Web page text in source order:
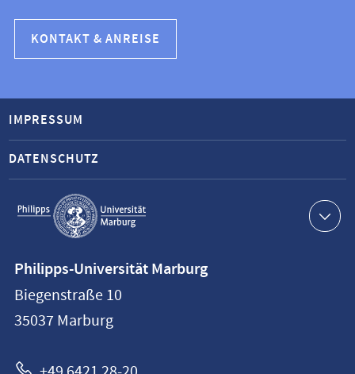
KONTAKT & ANREISE
Service-
Navigation
IMPRESSUM
DATENSCHUTZ
Philipps-
Universität
Marburg
Philipps-Universität Marburg
Biegenstraße 10
35037 Marburg